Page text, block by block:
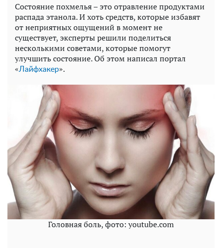
Состояние похмелья – это отравление продуктами
распада этанола. И хоть средств, которые избавят
от неприятных ощущений в момент не
существует, эксперты решили поделиться
несколькими советами, которые помогут
улучшить состояние. Об этом написал портал
«Лайфхакер».
Головная боль, фото: youtube.com